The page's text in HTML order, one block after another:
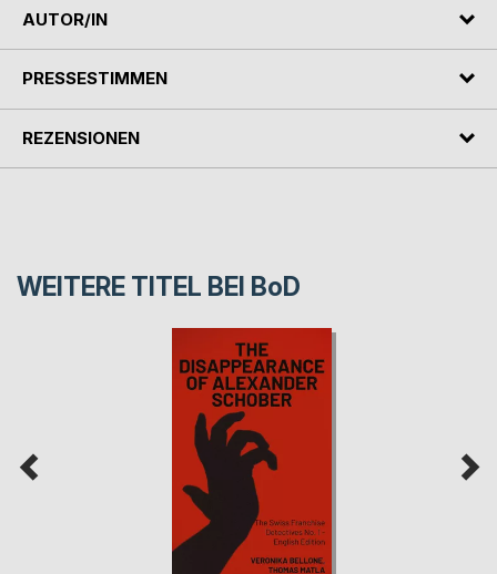
AUTOR/IN
PRESSESTIMMEN
REZENSIONEN
WEITERE TITEL BEI BoD